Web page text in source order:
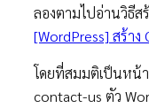
ลองตามไปอ่านวิธีส
[WordPress] สร้าง
โดยที่สมมติเป็นหน้
contact-us ตัว